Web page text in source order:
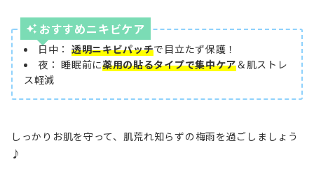
おすすめニキビケア
日中： 透明ニキビパッチで目立たず保護！
夜： 睡眠前に薬用の貼るタイプで集中ケア＆肌ストレ
ス軽減
しっかりお肌を守って、肌荒れ知らずの梅雨を過ごしましょう
♪